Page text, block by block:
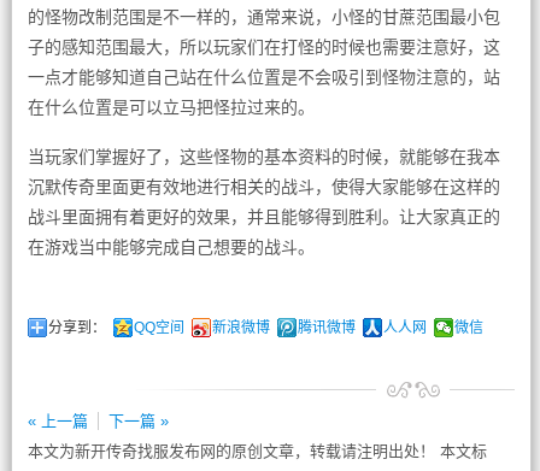
的怪物改制范围是不一样的，通常来说，小怪的甘蔗范围最小包
子的感知范围最大，所以玩家们在打怪的时候也需要注意好，这
一点才能够知道自己站在什么位置是不会吸引到怪物注意的，站
在什么位置是可以立马把怪拉过来的。
当玩家们掌握好了，这些怪物的基本资料的时候，就能够在我本
沉默传奇里面更有效地进行相关的战斗，使得大家能够在这样的
战斗里面拥有着更好的效果，并且能够得到胜利。让大家真正的
在游戏当中能够完成自己想要的战斗。
分享到： QQ空间 新浪微博 腾讯微博 人人网 微信
« 上一篇
下一篇 »
本文为新开传奇找服发布网的原创文章，转载请注明出处！ 本文标